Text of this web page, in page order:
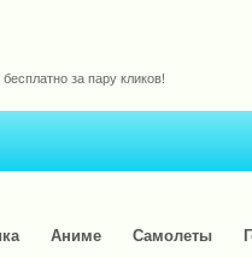
за пару кликов!
Аниме Самолеты